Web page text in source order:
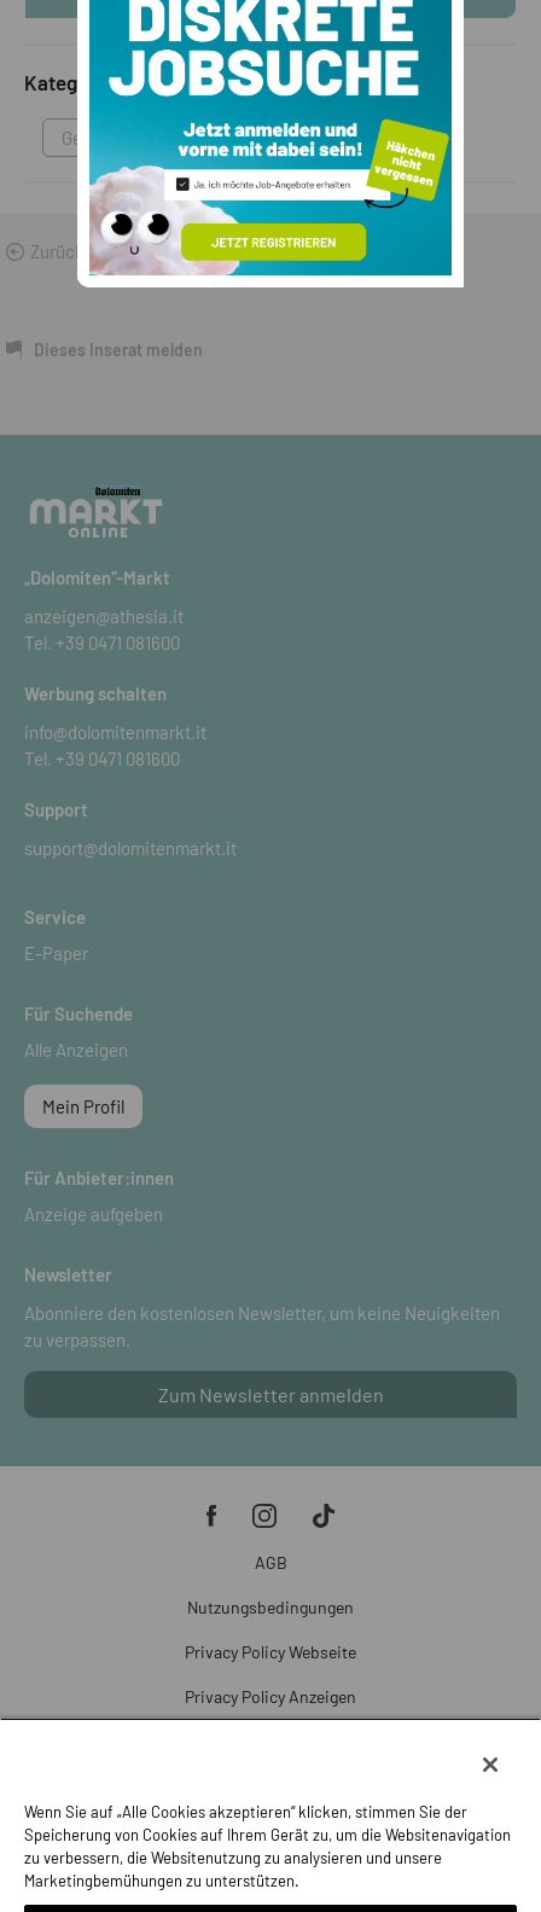
Kategorie
Geräte & Maschinen
Zurück zu den Suchergebnissen
Dieses Inserat melden
„Dolomiten“-Markt
anzeigen@athesia.it
Tel. +39 0471 081600
Werbung schalten
info@dolomitenmarkt.it
Tel. +39 0471 081600
Support
support@dolomitenmarkt.it
Service
E-Paper
Für Suchende
Alle Anzeigen
Mein Profil
Für Anbieter:innen
Anzeige aufgeben
Newsletter
Abonniere den kostenlosen Newsletter, um keine Neuigkeiten
zu verpassen.
Zum Newsletter anmelden
AGB
Nutzungsbedingungen
Privacy Policy Webseite
Privacy Policy Anzeigen
Beschwerde
Impressum
Wenn Sie auf „Alle Cookies akzeptieren“ klicken, stimmen Sie der
Speicherung von Cookies auf Ihrem Gerät zu, um die Websitenavigation
zu verbessern, die Websitenutzung zu analysieren und unsere
Marketingbemühungen zu unterstützen.